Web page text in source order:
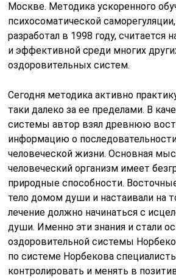
Москве. Методика ускоренного
психосоматической
разработал в 1998 году, считается
и эффективной среди многих
оздоровительных систем.
Сегодня методика активно
таки далеко за ее пределами. В
системы автор взял древнюю
информацию о
человеческой жизни. Основная
человеческий организм имеет
природные способности.
тело домом души и настаивали на
лечение должно начинаться с
души. Именно эти знания и стали
оздоровительной системы
по системе Норбекова
контролировать и менять в